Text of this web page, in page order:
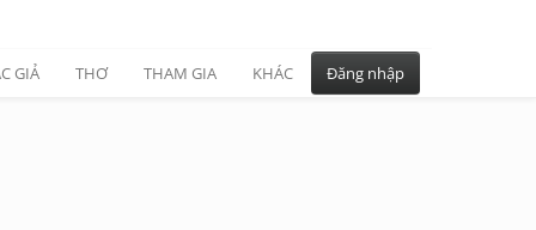
GIẢ THƠ THAM GIA KHÁC Đăng nhập